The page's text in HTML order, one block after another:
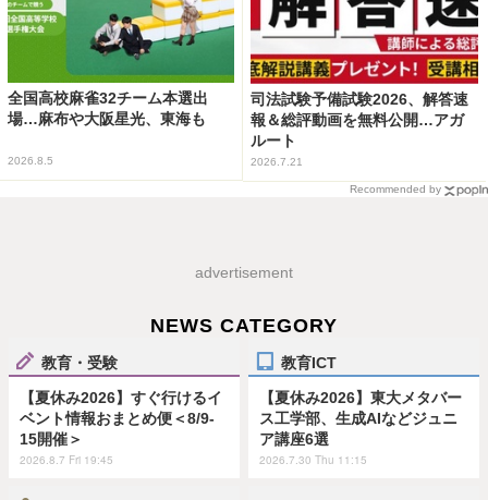
全国高校麻雀32チーム本選出
場…麻布や大阪星光、東海も
2026.8.5
司法試験予備試験2026、解答速
報＆総評動画を無料公開…アガ
ルート
2026.7.21
Recommended by
advertisement
NEWS CATEGORY
教育・受験
【夏休み2026】すぐ行けるイ
ベント情報おまとめ便＜8/9-
15開催＞
2026.8.7 Fri 19:45
教育ICT
【夏休み2026】東大メタバー
ス工学部、生成AIなどジュニ
ア講座6選
2026.7.30 Thu 11:15